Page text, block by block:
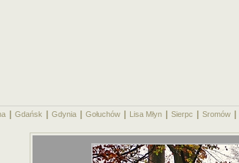
Gdańsk Gdynia Gołuchów Lisa Młyn Sierpc Sromów